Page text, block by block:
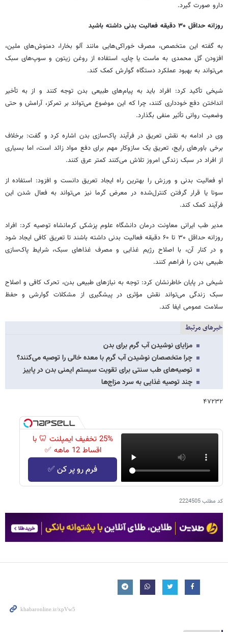
دارو صورت گیرد.
روزانه حداقل ۳۰ دقیقه فعالیت بدنی داشته باشید
به گفته این متخصص، مصرف خوراکی‌هایی مانند آلو بخارا، دمنوش‌های ملین،
افزودن گل محمدی به ماست یا چای، استفاده از روغن زیتون و سوپ‌های سبک
می‌تواند به بهبود عملکرد دستگاه گوارش کمک کند.
شیخی تأکید کرد: افراد باید به پیام‌های طبیعی بدن توجه کنند و از به تأخیر
انداختن دفع خودداری کنند، چرا که این موضوع می‌تواند بر تمرکز، آرامش و حتی
وضعیت روانی تأثیر منفی بگذارد.
وی در ادامه به نقش تعریق در فرآیند پاک‌سازی بدن اشاره کرد و گفت: برخلاف
برخی باورهای رایج، تعریق یک سازوکار مهم برای دفع مواد زائد است، اما بسیاری
از افراد در سبک زندگی امروز تلاش می‌کنند کمتر عرق کنند.
او فعالیت بدنی و ورزش را بهترین راه ایجاد تعریق دانست و افزود: استفاده از
سونا یا قرار گرفتن کنترل‌شده در معرض گرما نیز می‌تواند به فعال شدن این
فرآیند کمک کند.
مدیر طب ایرانی معاونت درمان دانشگاه علوم پزشکی کرمانشاه توصیه کرد: افراد
روزانه حداقل ۳۰ تا ۶۰ دقیقه فعالیت بدنی داشته باشند تا تعریق کافی ایجاد شود
و در کنار آن، با اصلاح رژیم غذایی و مصرف غذاهای سبک، شرایط پاک‌سازی
طبیعی بدن را فراهم کنند.
شیخی در پایان خاطرنشان کرد: توجه به نیازهای طبیعی بدن، تحرک کافی و اصلاح
سبک زندگی می‌تواند نقش مؤثری در پیشگیری از مشکلات گوارشی و حفظ
سلامت عمومی ایفا کند.
خبرهای مرتبط
مزایای نوشیدن آب گرم برای بدن
چرا متخصصان نوشیدن آب گرم با معده خالی را توصیه می‌کنند؟
توصیه‌های طب سنتی برای تقویت سیستم ایمنی بدن در پاییز
چند توصیه غذایی به سرد مزاج‌ها
۴۷۲۳۲
25% تخفیف ایمپلنت 🦷 با
اقساط 12 ماهه ✅
فرم رو پر کن ✅
کد مطلب2224505